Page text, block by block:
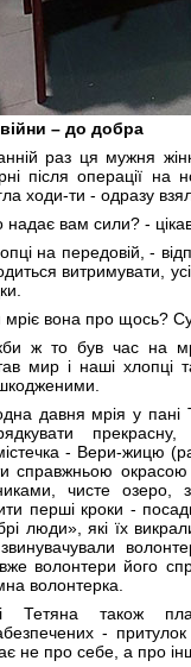
– до добра
раз ця мужня
після операції на
ходи-ти - одразу
вам сили? -
на передовій, -
витримувати,
мріє вона про щось?
ж то був час на
мир і наші хлопці
давня мрія у пані
- Вери-жицю
справжньою
чисте озеро,
перші кроки -
люди», які їх
волонтери його
волонтерка.
Тетяна також
-
не про себе, а про